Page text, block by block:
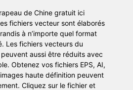
de Chine gratuit ici
fichiers vecteur sont élaborés
à n’importe quel format
Les fichiers vecteurs du
aussi être réduits avec
Obtenez vos fichiers EPS, AI,
haute définition peuvent
Cliquez sur le fichier et